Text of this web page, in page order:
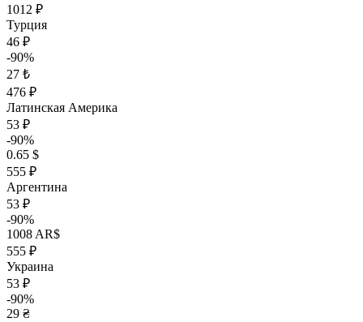
1012 ₽
Турция
46 ₽
-90%
27 ₺
476 ₽
Латинская Америка
53 ₽
-90%
0.65 $
555 ₽
Аргентина
53 ₽
-90%
1008 AR$
555 ₽
Украина
53 ₽
-90%
29 ₴